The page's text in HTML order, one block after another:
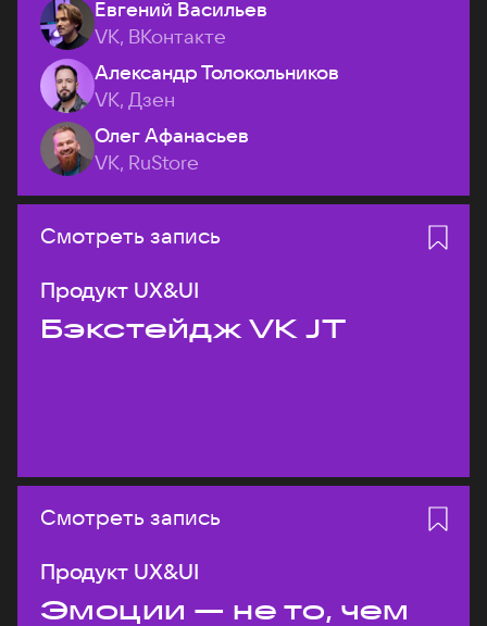
Евгений Васильев
VK, ВКонтакте
Александр Толокольников
VK, Дзен
Олег Афанасьев
VK, RuStore
Смотреть запись
Продукт UX&UI
Бэкстейдж VK JT
Смотреть запись
Продукт UX&UI
Эмоции — не то, чем